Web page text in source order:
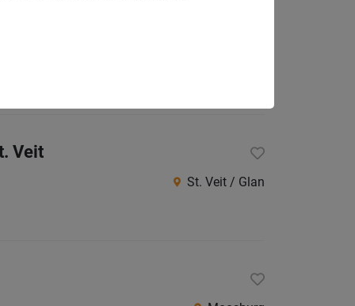
Veit
St. Veit / Glan